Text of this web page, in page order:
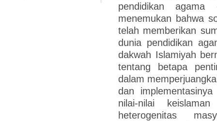
pendidikan agama
menemukan bahwa
telah memberikan
dunia pendidikan
dakwah Islamiyah
tentang betapa
dalam
dan
nilai-nilai
heterogenitas